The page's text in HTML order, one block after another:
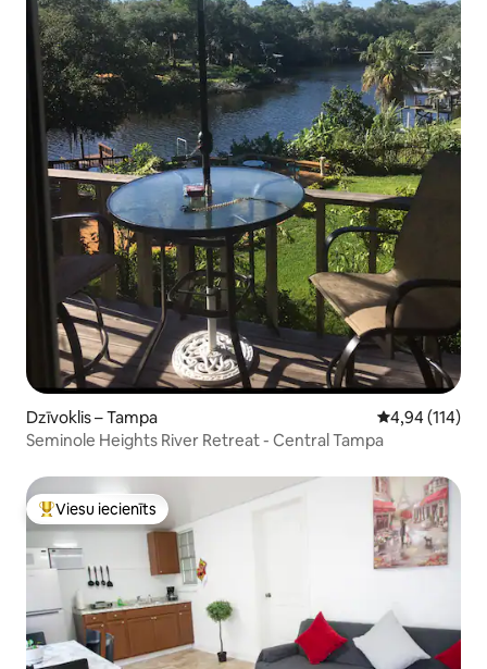
Dzīvoklis – Tampa Vidējais
4,94 (114)
Seminole Heights River Retreat - Central Tampa
Populārs viesu iecienīts mājoklis
Viesu iecienīts